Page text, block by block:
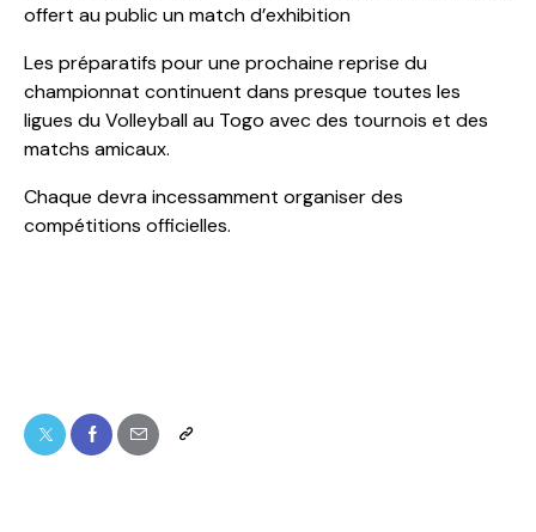
offert au public un match d’exhibition
Les préparatifs pour une prochaine reprise du
championnat continuent dans presque toutes les
ligues du Volleyball au Togo avec des tournois et des
matchs amicaux.
Chaque devra incessamment organiser des
compétitions officielles.